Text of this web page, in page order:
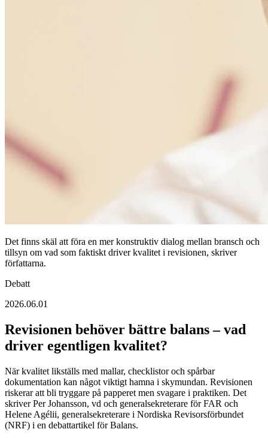
Det finns skäl att föra en mer konstruktiv dialog mellan bransch och
tillsyn om vad som faktiskt driver kvalitet i revisionen, skriver
författarna.
Debatt
2026.06.01
Revisionen behöver bättre balans – vad
driver egentligen kvalitet?
När kvalitet likställs med mallar, checklistor och spårbar
dokumentation kan något viktigt hamna i skymundan. Revisionen
riskerar att bli tryggare på papperet men svagare i praktiken. Det
skriver Per Johansson, vd och generalsekreterare för FAR och
Helene Agélii, generalsekreterare i Nordiska Revisorsförbundet
(NRF) i en debattartikel för Balans.